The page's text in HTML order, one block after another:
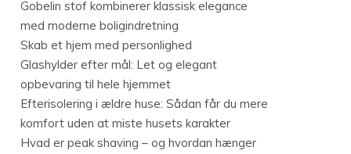
Gobelin stof kombinerer klassisk elegance
med moderne boligindretning
Skab et hjem med personlighed
Glashylder efter mål: Let og elegant
opbevaring til hele hjemmet
Efterisolering i ældre huse: Sådan får du mere
komfort uden at miste husets karakter
Hvad er peak shaving – og hvordan hænger